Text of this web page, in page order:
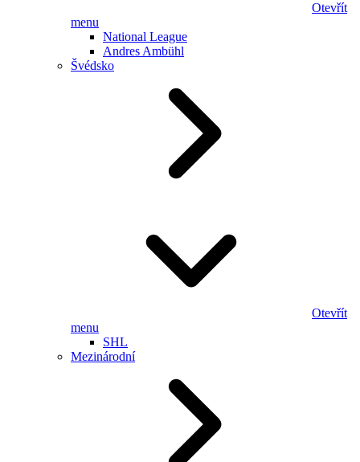
Otevřít
menu
National League
Andres Ambühl
Švédsko
Otevřít
menu
SHL
Mezinárodní